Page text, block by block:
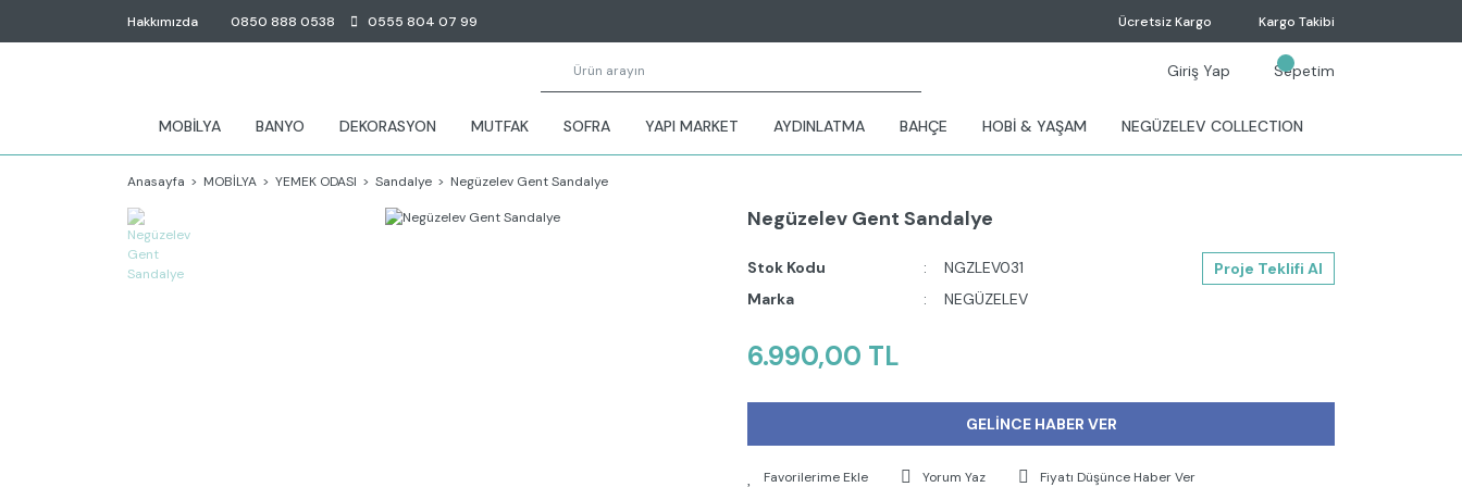
Hakkımızda 0850 888 0538 0555 804 07 99 Ücretsiz Kargo Kargo Takibi
Giriş Yap Sepetim
MOBİLYA BANYO DEKORASYON MUTFAK SOFRA YAPI MARKET AYDINLATMA BAHÇE HOBİ & YAŞAM NEGÜZELEV COLLECTION
Anasayfa MOBİLYA YEMEK ODASI Sandalye Negüzelev Gent Sandalye
Negüzelev Gent Sandalye
Stok Kodu
NGZLEV031
Marka
NEGÜZELEV
Proje Teklifi Al
6.990,00 TL
GELİNCE HABER VER
Yorum Yaz Fiyatı Düşünce Haber Ver